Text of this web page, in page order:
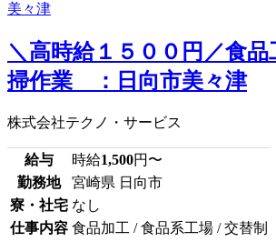
＼高時給１５００円／食
掃作業 ：日向市美々津
株式会社テクノ・サービス
給与 時給1,500円〜
勤務地
宮崎県 日向市
寮・社宅 なし
仕事内容 食品加工 / 食品系工場 / 交替制